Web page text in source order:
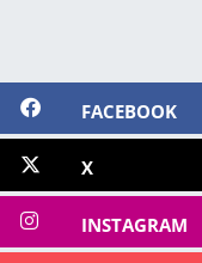
FACEBOOK
X
INSTAGRAM